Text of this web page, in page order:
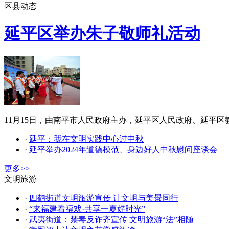
区县动态
延平区举办朱子敬师礼活动
11月15日，由南平市人民政府主办，延平区人民政府、延平
· 延平：我在文明实践中心过中秋
· 延平举办2024年道德模范、身边好人中秋慰问座谈会
更多>>
文明旅游
· 四鹤街道文明旅游宣传 让文明与美景同行
· “来福建看福戏·共享一夏好时光”
· 武夷街道：禁毒反诈齐宣传 文明旅游“法”相随